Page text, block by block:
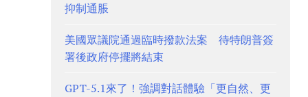
抑制通脹
美國眾議院通過臨時撥款法案 待特朗普簽
署後政府停擺將結束
GPT-5.1來了！強調對話體驗「更自然、更